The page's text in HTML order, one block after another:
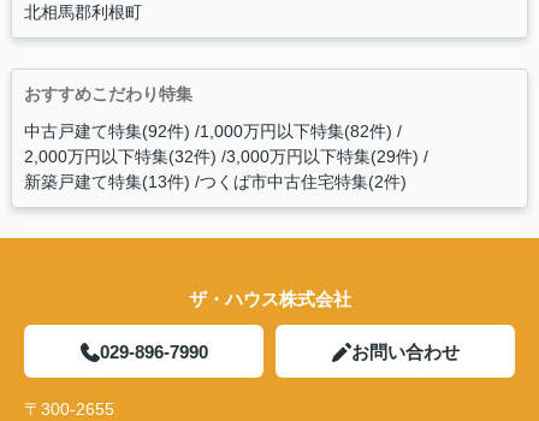
北相馬郡利根町
おすすめこだわり特集
中古戸建て特集(92件) 1,000万円以下特集(82件)
2,000万円以下特集(32件) 3,000万円以下特集(29件)
新築戸建て特集(13件) つくば市中古住宅特集(2件)
ザ・ハウス株式会社
029-896-7990 お問い合わせ
〒300-2655